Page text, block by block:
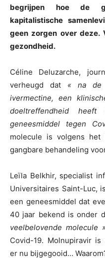
begrijpen hoe de
kapitalistische
geen zorgen over deze.
gezondheid.
Céline Deluzarche,
verheugd dat « na de
ivermectine, een
doeltreffendheid
geneesmiddel tegen
molecule is volgens het
gangbare behandeling
Leïla Belkhir, specialist
Universitaires Saint-Luc,
een geneesmiddel dat
40 jaar bekend is onder
veelbelovende molecule »
Covid-19. Molnupiravir
er nu bijgegooid…